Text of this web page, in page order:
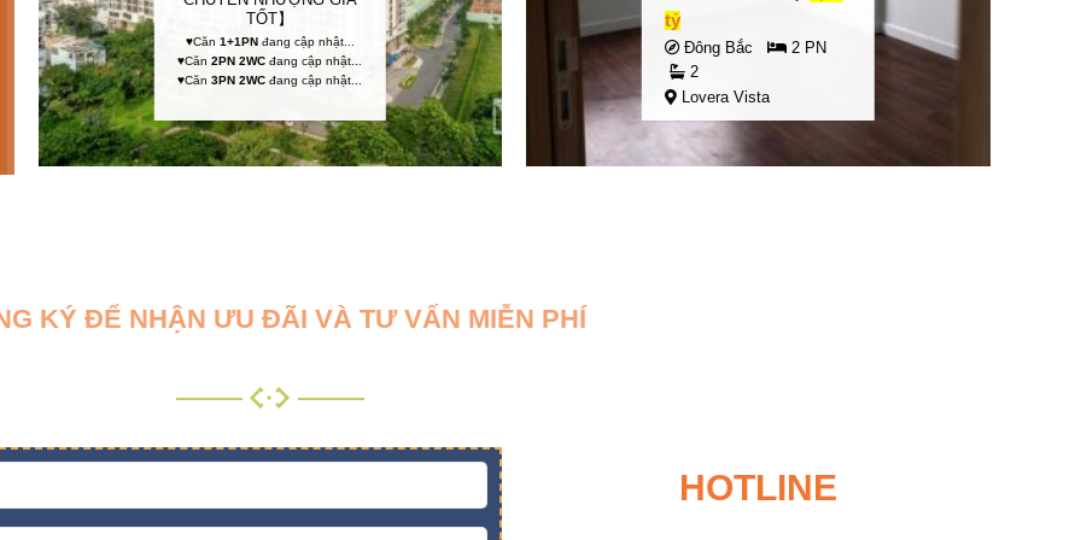
TỐT】
♥Căn 1+1PN đang cập nhật...
♥Căn2PN 2WC đang cập nhật...
♥Căn3PN 2WC đang cập nhật...
tỷ
Đông Bắc
2 PN
2
Lovera Vista
KÝ ĐỂ NHẬN ƯU ĐÃI VÀ TƯ VẤN MIỄN PHÍ
HOTLINE